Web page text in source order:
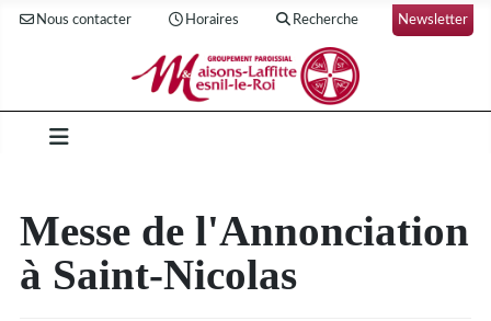
Nous contacter Horaires Recherche Newsletter
Messe de l'Annonciation
à Saint-Nicolas